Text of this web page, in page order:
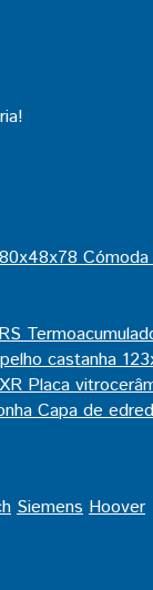
Placa
Capa de
Siemens Hoover